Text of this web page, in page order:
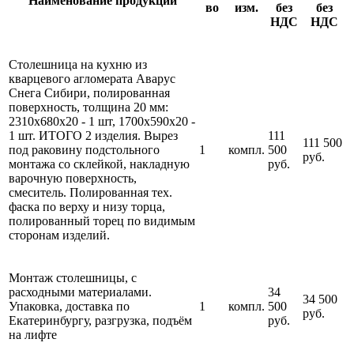
во изм.
без
НДС
без
НДС
Столешница на кухню из
кварцевого агломерата Аварус
Снега Сибири, полированная
поверхность, толщина 20 мм:
2310х680х20 - 1 шт, 1700х590х20 -
1 шт. ИТОГО 2 изделия. Вырез
под раковину подстольного
монтажа со склейкой, накладную
варочную поверхность,
смеситель. Полированная тех.
фаска по верху и низу торца,
полированный торец по видимым
сторонам изделий.
1 компл.
111
500
руб.
111 500
руб.
Монтаж столешницы, с
расходными материалами.
Упаковка, доставка по
Екатеринбургу, разгрузка, подъём
на лифте
1 компл.
34
500
руб.
34 500
руб.